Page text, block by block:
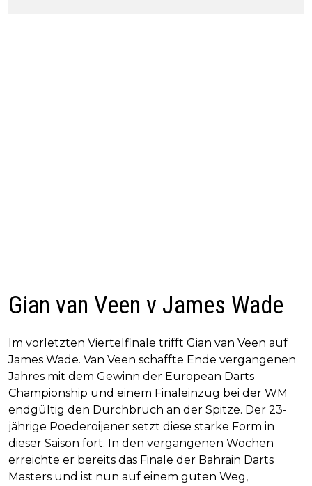
Gian van Veen v James Wade
Im vorletzten Viertelfinale trifft Gian van Veen auf
James Wade. Van Veen schaffte Ende vergangenen
Jahres mit dem Gewinn der European Darts
Championship und einem Finaleinzug bei der WM
endgültig den Durchbruch an der Spitze. Der 23-
jährige Poederoijener setzt diese starke Form in
dieser Saison fort. In den vergangenen Wochen
erreichte er bereits das Finale der Bahrain Darts
Masters und ist nun auf einem guten Weg,